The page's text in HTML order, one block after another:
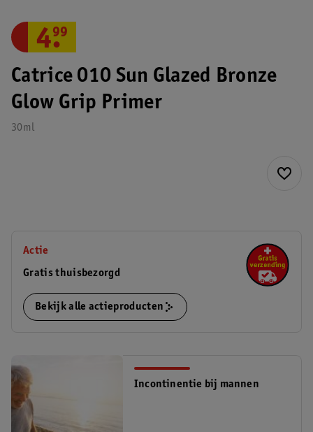
Catrice 010 Sun Glazed Bronze
Glow Grip Primer
30ml
4.
99
Actie
Gratis thuisbezorgd
Bekijk alle actieproducten
Incontinentie bij mannen